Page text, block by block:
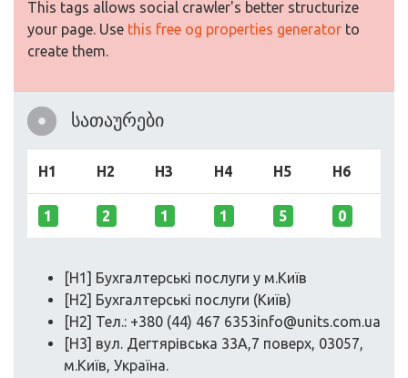
This tags allows social crawler's better structurize
your page. Use this free og properties generator to
create them.
სათაურები
H1 H2 H3 H4 H5 H6
1 2 1 1 5 0
[H1] Бухгалтерські послуги у м.Київ
[H2] Бухгалтерські послуги (Київ)
[H2] Тел.: +380 (44) 467 6353info@units.com.ua
[H3] вул. Дегтярівська 33А,7 поверх, 03057,
м.Київ, Україна.